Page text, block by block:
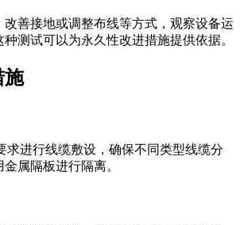
善接地或调整布线等方式，观察设备运
测试可以为永久性改进措施提供依据。
施
求进行线缆敷设，确保不同类型线缆分
属隔板进行隔离。